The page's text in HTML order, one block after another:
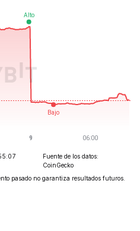
Fuente de los datos:
CoinGecko
pasado no garantiza resultados futuros.